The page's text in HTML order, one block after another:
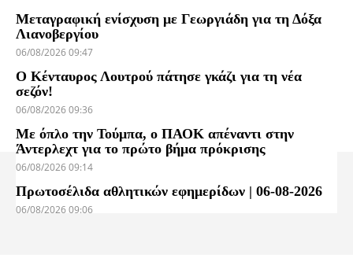
Μεταγραφική ενίσχυση με Γεωργιάδη για τη Δόξα
Λιανοβεργίου
06/08/2026 09:47
Ο Κένταυρος Λουτρού πάτησε γκάζι για τη νέα
σεζόν!
06/08/2026 09:36
Με όπλο την Τούμπα, ο ΠΑΟΚ απέναντι στην
Άντερλεχτ για το πρώτο βήμα πρόκρισης
06/08/2026 09:14
Πρωτοσέλιδα αθλητικών εφημερίδων | 06-08-2026
06/08/2026 09:06